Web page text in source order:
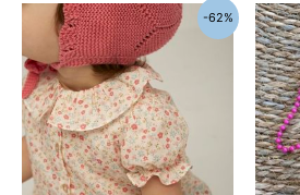
-62%
El
precio
original
era:
59,90€.
El
precio
actual
es:
23,00€.
Este
producto
múltiples
variantes.
opciones